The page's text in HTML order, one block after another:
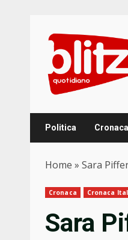
content
Politica Cronaca
Home » Sara
Cronaca Cronaca
Sara